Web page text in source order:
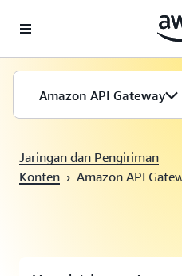
Amazon API Gateway
Jaringan dan Pengiriman
Konten › Amazon API